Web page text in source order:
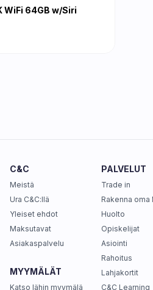
WiFi 64GB w/Siri
C&C
Meistä
Ura C&C:llä
Yleiset ehdot
Maksutavat
Asiakaspalvelu
MYYMÄLÄT
Katso lähin myymälä
PALVELUT
Trade in
Rakenna oma
Huolto
Opiskelijat
Asiointi
Rahoitus
Lahjakortit
C&C Learning